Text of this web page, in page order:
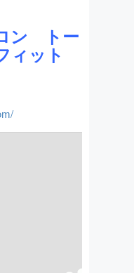
ン トー
ィット